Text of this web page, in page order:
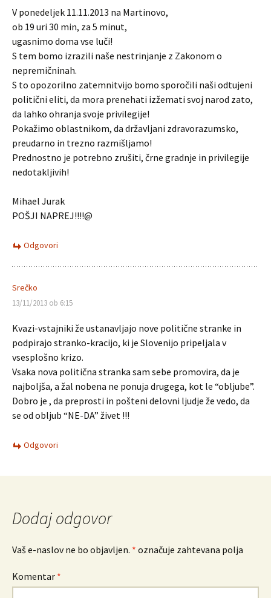
V ponedeljek 11.11.2013 na Martinovo,
ob 19 uri 30 min, za 5 minut,
ugasnimo doma vse luči!
S tem bomo izrazili naše nestrinjanje z Zakonom o
nepremičninah.
S to opozorilno zatemnitvijo bomo sporočili naši odtujeni
politični eliti, da mora prenehati izžemati svoj narod zato,
da lahko ohranja svoje privilegije!
Pokažimo oblastnikom, da državljani zdravorazumsko,
preudarno in trezno razmišljamo!
Prednostno je potrebno zrušiti, črne gradnje in privilegije
nedotakljivih!
Mihael Jurak
POŠJI NAPREJ!!!!@
Odgovori
Srečko
13/11/2013 ob 6:15
Kvazi-vstajniki že ustanavljajo nove politične stranke in
podpirajo stranko-kracijo, ki je Slovenijo pripeljala v
vsesplošno krizo.
Vsaka nova politična stranka sam sebe promovira, da je
najboljša, a žal nobena ne ponuja drugega, kot le “obljube”.
Dobro je , da preprosti in pošteni delovni ljudje že vedo, da
se od obljub “NE-DA” živet !!!
Odgovori
Dodaj odgovor
Vaš e-naslov ne bo objavljen. * označuje zahtevana polja
Komentar *